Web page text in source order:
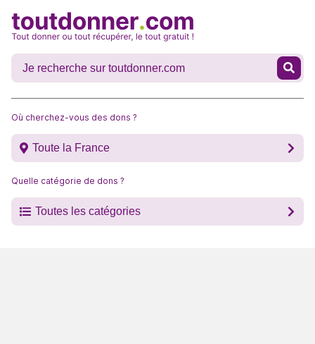
Où cherchez-vous des dons ?
Toute la France
Quelle catégorie de dons ?
Toutes les catégories